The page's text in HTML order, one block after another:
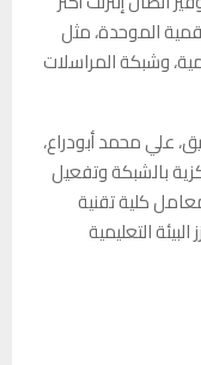
الموحدة، مثل
وشبكة المراسلات
علي محمد أبودراع،
بالشبكة وتفعيل
كلية تقنية
التعليمية